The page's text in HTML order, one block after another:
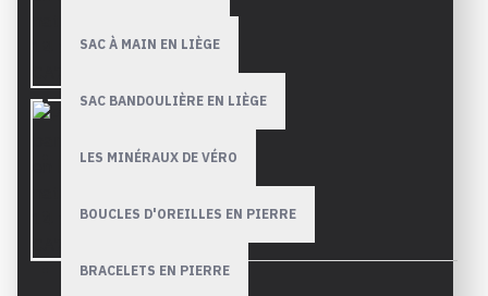
SAC À MAIN EN LIÈGE
SAC BANDOULIÈRE EN LIÈGE
LES MINÉRAUX DE VÉRO
BOUCLES D'OREILLES EN PIERRE
BRACELETS EN PIERRE